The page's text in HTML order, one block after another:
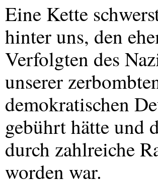
Eine Kette
hinter uns, den
Verfolgten des
unserer
demokratischen
gebührt hätte und
durch zahlreiche
worden war.